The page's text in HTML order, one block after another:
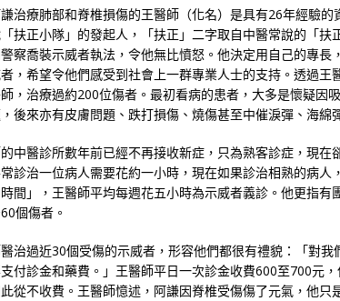
治療肺部和脊椎損傷的王醫師（化名）是具有26年經驗的
扶正小隊」的發起人，「扶正」二字取自中醫常說的「扶
察喬裝示威者執法，令他無比憤怒。他決定用自己的專長
，希望令他們感受到社會上一群專業人士的支持。透過
，治療過約200位傷者。最初看病的患者，大多是懷疑因
後來亦有皮膚問題、跌打損傷、燒傷甚至中催淚彈、海綿
中醫診所數年前已經不再接收新症，只為熟客診症，現
診治一位病人需要花約一小時，現在如果診治相熟的病
間」，王醫師平均每週花五小時為示威者義診。他更指有
個傷者。
治過近30個受傷的示威者，形容他們都很有禮貌：「對
付診金和藥費。」王醫師平日一次診金收費600至700元
從不收費。王醫師憶述，阿謙因脊椎受傷傷了元氣，他只